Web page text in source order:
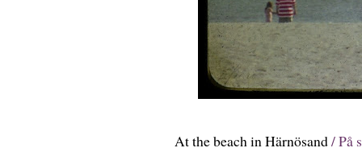
At the beach in Härnösand/ På